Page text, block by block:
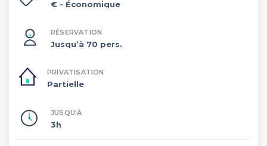
€ - Économique
RÉSERVATION
Jusqu’à 70 pers.
PRIVATISATION
Partielle
JUSQU'À
3h